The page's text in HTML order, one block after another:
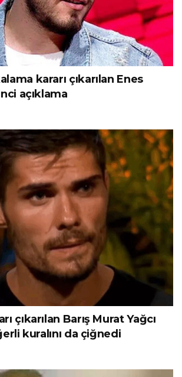
kararı çıkarılan Enes
açıklama
çıkarılan Barış Murat Yağcı
kuralını da çiğnedi